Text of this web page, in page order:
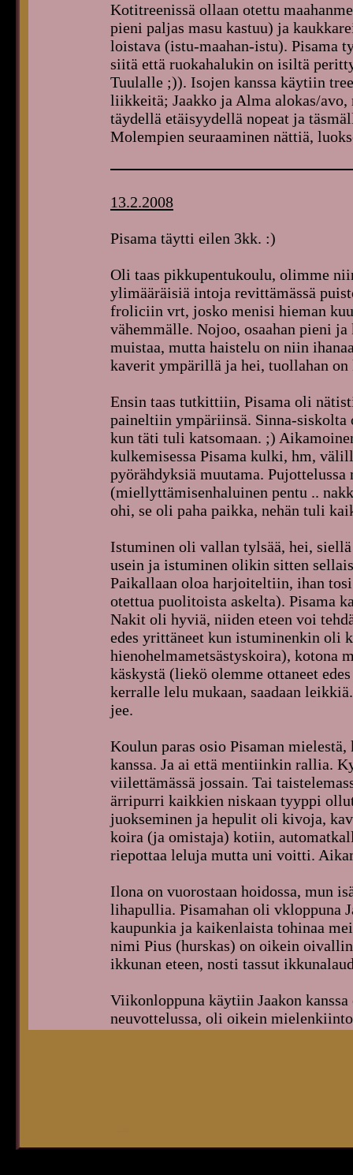
Kotitreenissä ollaan otettu
pieni paljas masu kastuu) ja
loistava (istu-maahan-istu). Pisama
siitä että ruokahalukin on isiltä
Tuulalle ;)). Isojen kanssa käytiin
liikkeitä; Jaakko ja Alma alokas/
täydellä etäisyydellä nopeat ja
Molempien seuraaminen nättiä,
13.2.2008
Pisama täytti eilen 3kk. :)
Oli taas pikkupentukoulu, olimme
ylimääräisiä intoja revittämässä
froliciin vrt, josko menisi hieman
vähemmälle. Nojoo, osaahan pieni
muistaa, mutta haistelu on niin
kaverit ympärillä ja hei, tuollahan
Ensin taas tutkittiin, Pisama oli
paineltiin ympäriinsä. Sinna-
kun täti tuli katsomaan. ;)
kulkemisessa Pisama kulki, hm,
pyörähdyksiä muutama.
(miellyttämisenhaluinen pentu ..
ohi, se oli paha paikka, nehän tuli
Istuminen oli vallan tylsää, hei,
usein ja istuminen olikin sitten
Paikallaan oloa harjoiteltiin, ihan
otettua puolitoista askelta). Pisama
Nakit oli hyviä, niiden eteen voi
edes yrittäneet kun istuminenkin oli
hienohelmametsästyskoira), kotona
käskystä (liekö olemme ottaneet
kerralle lelu mukaan, saadaan
jee.
Koulun paras osio Pisaman
kanssa. Ja ai että mentiinkin rallia.
viilettämässä jossain. Tai
ärripurri kaikkien niskaan tyyppi
juokseminen ja hepulit oli kivoja,
koira (ja omistaja) kotiin,
riepottaa leluja mutta uni voitti.
Ilona on vuorostaan hoidossa, mun
lihapullia. Pisamahan oli vkloppuna
kaupunkia ja kaikenlaista tohinaa
nimi Pius (hurskas) on oikein
ikkunan eteen, nosti tassut
Viikonloppuna käytiin Jaakon
neuvottelussa, oli oikein